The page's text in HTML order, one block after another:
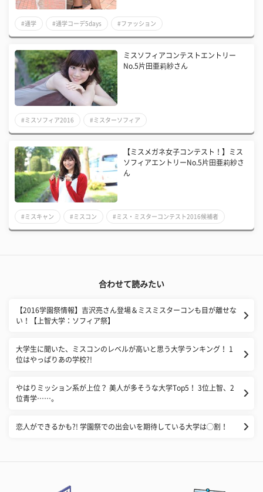
#通学 #通学コーデ5days #ファッション
ミスソフィアコンテストエントリー
No.5片田亜莉紗さん
#ミスソフィア2016 #ミスターソフィア
【ミスメガネ女子コンテスト！】ミス
ソフィアエントリーNo.5片田亜莉紗さ
ん
#ミスキャン #ミスコン #ミス・ミスターコンテスト2016候補者
合わせて読みたい
【2016学園祭情報】吉沢亮さん登場＆ミスミスターコンも目が離せな
い！【上智大学：ソフィア祭】
大学生に聞いた、ミスコンのレベルが高いと思う大学ランキング！ 1
位はやっぱりあの学校?!
やはりミッション系が上位？ 美人が多そうな大学Top5！ 3位上智、2
位青学……。
恋人ができるかも?! 学園祭での出会いを期待している大学は◯割！